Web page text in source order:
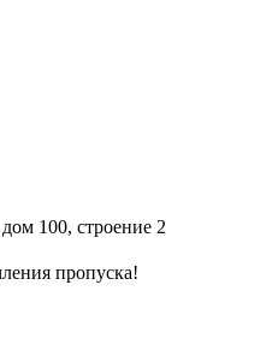
100, строение 2
пропуска!